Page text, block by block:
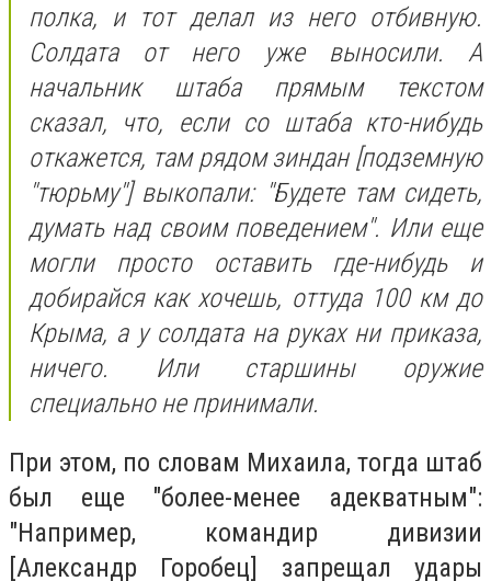
полка, и тот делал из него отбивную.
Солдата от него уже выносили. А
начальник штаба прямым текстом
сказал, что, если со штаба кто-нибудь
откажется, там рядом зиндан [подземную
"тюрьму"] выкопали: "Будете там сидеть,
думать над своим поведением". Или еще
могли просто оставить где-нибудь и
добирайся как хочешь, оттуда 100 км до
Крыма, а у солдата на руках ни приказа,
ничего. Или старшины оружие
специально не принимали.
При этом, по словам Михаила, тогда штаб
был еще "более-менее адекватным":
"Например, командир дивизии
[Александр Горобец] запрещал удары